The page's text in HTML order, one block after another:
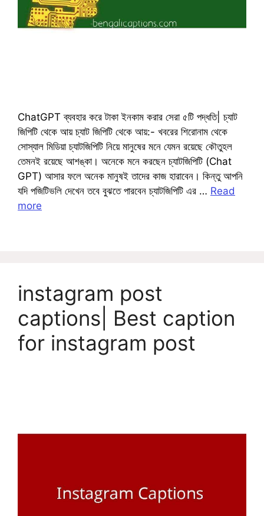
ChatGPT ব্যবহার করে টাকা ইনকাম করার সেরা ৫টি পদ্ধতি| চ্যাট
জিপিটি থেকে আয় চ্যাট জিপিটি থেকে আয়:- খবরের শিরোনাম থেকে
সোস্যাল মিডিয়া চ্যাটজিপিটি নিয়ে মানুষের মনে যেমন রয়েছে কৌতুহল
তেমনই রয়েছে আশঙ্কা। অনেকে মনে করছেন চ্যাটজিপিটি (Chat
GPT) আসার ফলে অনেক মানুষই তাদের কাজ হারাবেন। কিন্তু আপনি
যদি পজিটিভলি দেখেন তবে বুঝতে পারবেন চ্যাটজিপিটি এর … Read
more
instagram post
captions| Best caption
for instagram post